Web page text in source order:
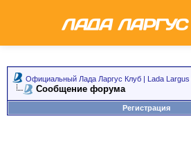
Официальный Лада Ларгус Клуб | Lada Largus
Сообщение форума
Регистрация